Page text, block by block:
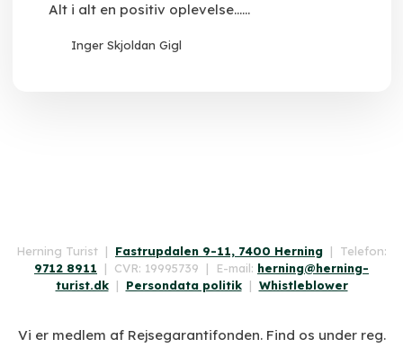
Alt i alt en positiv oplevelse......
Inger Skjoldan Gigl
​Herning Turist | Fastrupdalen 9-11, 7400 Herning | Telefon:
9712 8911 | CVR: 19995739 | E-mail: herning@herning-
turist.dk| Persondata politik| Whistleblower
​Vi er medlem af Rejsegarantifonden. Find os under reg.